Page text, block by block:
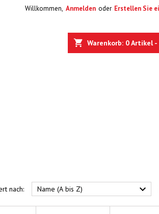
Willkommen, Anmelden oder Erstellen Sie
Warenkorb 0Artikel -
nach: Name (A bis Z) 